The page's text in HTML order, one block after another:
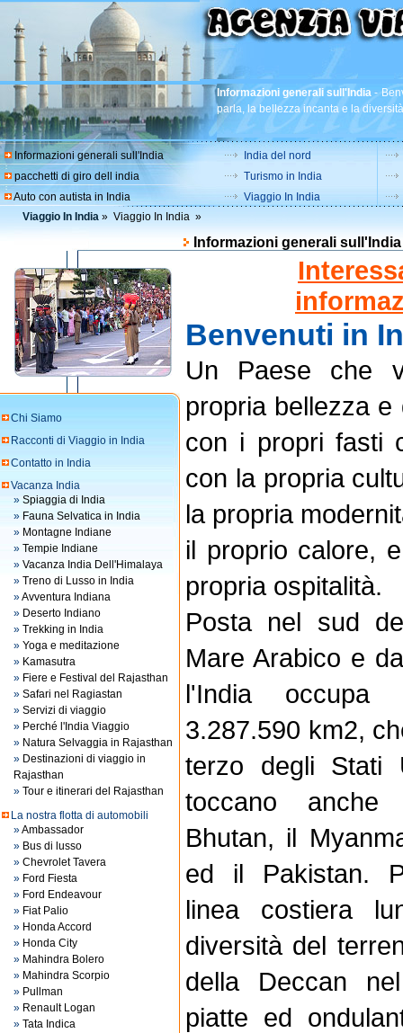
Informazioni generali sull'India -
parla, la bellezza incanta e la
Informazioni generali sull'India
pacchetti di giro dell india
Auto con autista in India
India del nord
Turismo in India
Viaggio In India
Viaggio In India » Viaggio In India »
Informazioni generali sull'India
Chi Siamo
Racconti di Viaggio in India
Contatto in India
Vacanza India
» Spiaggia di India
» Fauna Selvatica in India
» Montagne Indiane
» Tempie Indiane
» Vacanza India Dell'Himalaya
» Treno di Lusso in India
»Avventura Indiana
» Deserto Indiano
» Trekking in India
» Yoga e meditazione
» Kamasutra
» Fiere e Festival del Rajasthan
» Safari nel Ragiastan
» Servizi di viaggio
» Perché l'India Viaggio
» Natura Selvaggia in Rajasthan
» Destinazioni di viaggio in
Rajasthan
» Tour e itinerari del Rajasthan
La nostra flotta di automobili
»Ambassador
» Bus di lusso
» Chevrolet Tavera
» Ford Fiesta
» Ford Endeavour
» Fiat Palio
» Honda Accord
» Honda City
» Mahindra Bolero
» Mahindra Scorpio
» Pullman
» Renault Logan
» Tata Indica
Benvenuti in
Un Paese che
propria bellezza
con i propri fasti
con la propria
la propria
il proprio calore,
propria ospitalità.
Posta nel sud
Mare Arabico e
l'India occupa
3.287.590 km2,
terzo degli Stati
toccano
Bhutan, il
ed il Pakistan.
linea costiera
diversità del
della Deccan
piatte ed